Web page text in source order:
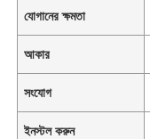
যোগানের ক্ষমতা
আকার
সংযোগ
ইনস্টল করুন